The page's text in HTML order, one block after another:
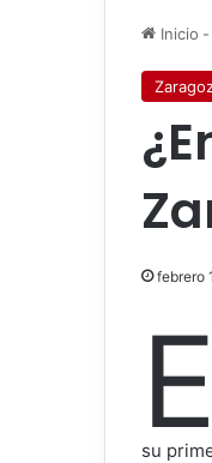
Inicio -
febrero
E
su